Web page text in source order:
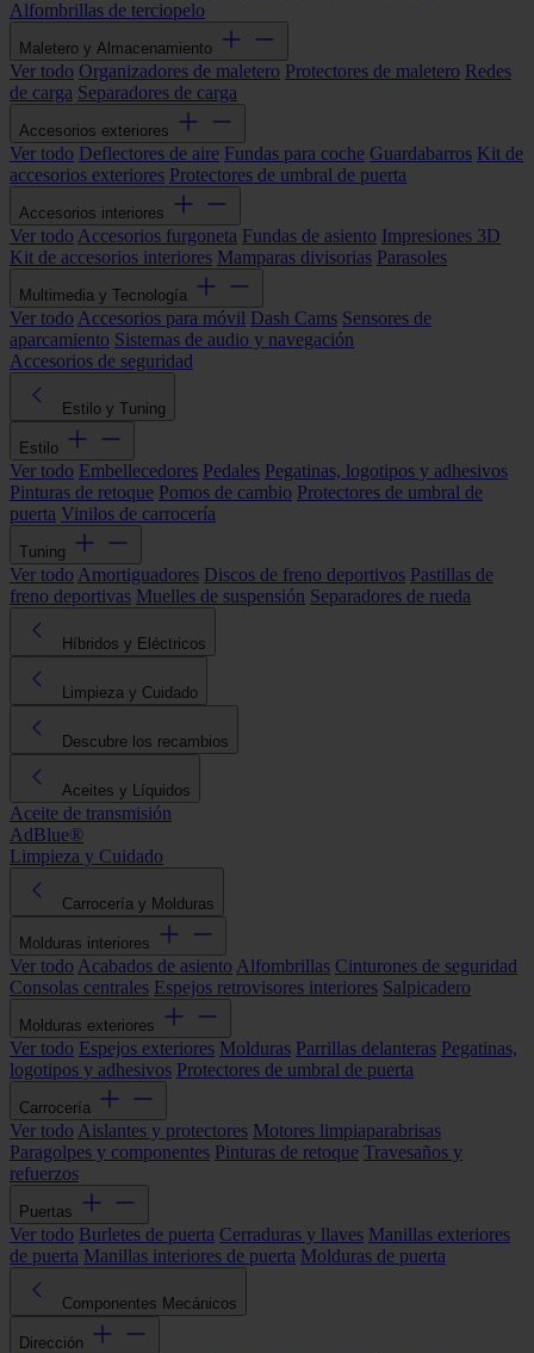
Alfombrillas de terciopelo
Maletero y Almacenamiento
Ver todo Organizadores de maletero Protectores de maletero Redes
de carga Separadores de carga
Accesorios exteriores
Ver todo Deflectores de aire Fundas para coche Guardabarros Kit de
accesorios exteriores Protectores de umbral de puerta
Accesorios interiores
Ver todo Accesorios furgoneta Fundas de asiento Impresiones 3D
Kit de accesorios interiores Mamparas divisorias Parasoles
Multimedia y Tecnología
Ver todo Accesorios para móvil Dash Cams Sensores de
aparcamiento Sistemas de audio y navegación
Accesorios de seguridad
Estilo y Tuning
Estilo
Ver todo Embellecedores Pedales Pegatinas, logotipos y adhesivos
Pinturas de retoque Pomos de cambio Protectores de umbral de
puerta Vinilos de carrocería
Tuning
Ver todo Amortiguadores Discos de freno deportivos Pastillas de
freno deportivas Muelles de suspensión Separadores de rueda
Híbridos y Eléctricos
Limpieza y Cuidado
Descubre los recambios
Aceites y Líquidos
Aceite de transmisión
AdBlue®
Limpieza y Cuidado
Carrocería y Molduras
Molduras interiores
Ver todo Acabados de asiento Alfombrillas Cinturones de seguridad
Consolas centrales Espejos retrovisores interiores Salpicadero
Molduras exteriores
Ver todo Espejos exteriores Molduras Parrillas delanteras Pegatinas,
logotipos y adhesivos Protectores de umbral de puerta
Carrocería
Ver todo Aislantes y protectores Motores limpiaparabrisas
Paragolpes y componentes Pinturas de retoque Travesaños y
refuerzos
Puertas
Ver todo Burletes de puerta Cerraduras y llaves Manillas exteriores
de puerta Manillas interiores de puerta Molduras de puerta
Componentes Mecánicos
Dirección